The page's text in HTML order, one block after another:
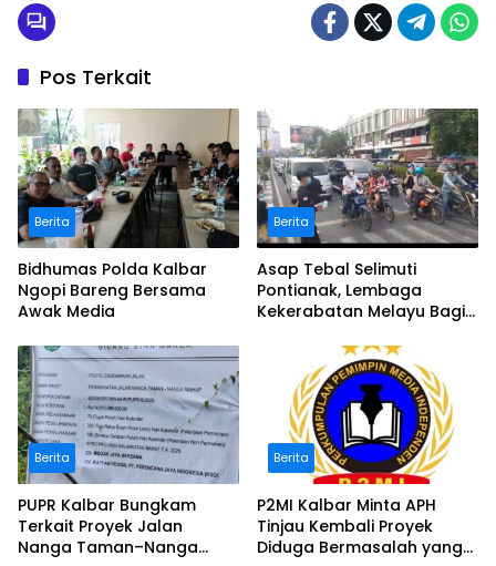
Pos Terkait
Berita
Bidhumas Polda Kalbar
Ngopi Bareng Bersama
Awak Media
Berita
Asap Tebal Selimuti
Pontianak, Lembaga
Kekerabatan Melayu Bagi
Berita
PUPR Kalbar Bungkam
Terkait Proyek Jalan
Nanga Taman–Nanga
Berita
P2MI Kalbar Minta APH
Tinjau Kembali Proyek
Diduga Bermasalah yang